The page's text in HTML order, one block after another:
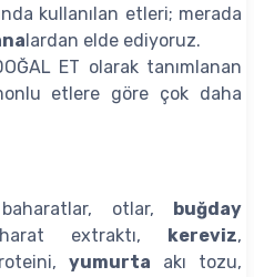
kullanılan etleri; merada
lardan elde ediyoruz.
ET olarak tanımlanan
etlere göre çok daha
otlar, buğday
extraktı, kereviz,
yumurta akı tozu,